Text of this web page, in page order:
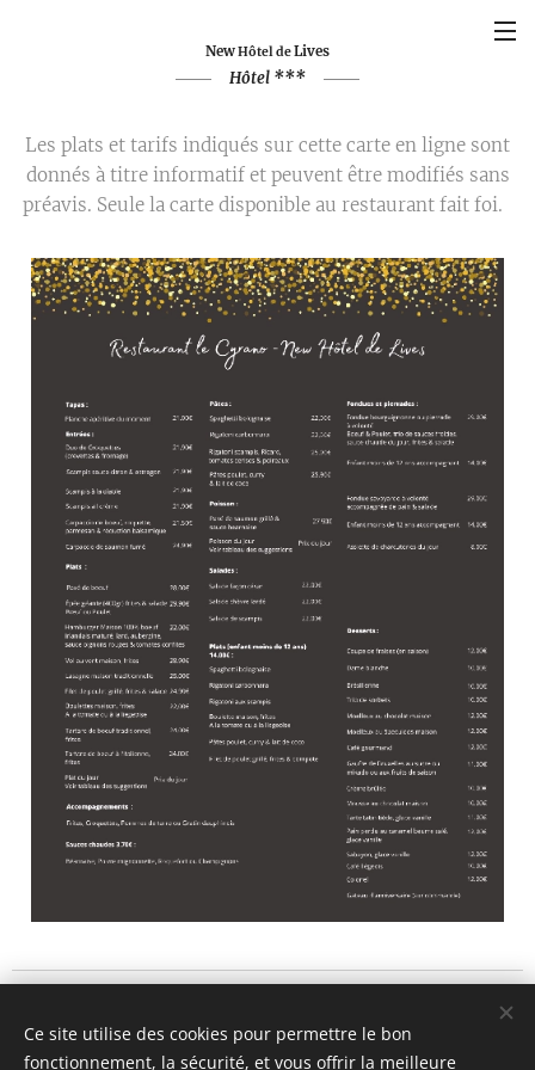
NewHôtel deLives
Hôtel ***
Les plats et tarifs indiqués sur cette carte en ligne sont
donnés à titre informatif et peuvent être modifiés sans
préavis. Seule la carte disponible au restaurant fait foi.
5101 Lives sur Meuse
Ce site utilise des cookies pour permettre le bon
fonctionnement, la sécurité, et vous offrir la meilleure